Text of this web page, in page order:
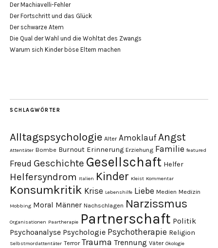
Der Machiavelli-Fehler
Der Fortschritt und das Glück
Der schwarze Atem
Die Qual der Wahl und die Wohltat des Zwangs
Warum sich Kinder böse Eltern machen
SCHLAGWÖRTER
Alltagspsychologie Alter Amoklauf Angst
Attentäter Bombe Burnout Erinnerung Erziehung Familie featured
Freud Geschichte Gesellschaft Helfer
Helfersyndrom Italien Kinder Kleist Kommentar
Konsumkritik Krise Lebenshilfe Liebe Medien Medizin
Mobbing Moral Männer Nachschlagen Narzissmus
Organisationen Paartherapie Partnerschaft Politik
Psychoanalyse Psychologie Psychotherapie Religion
Selbstmordattentäter Terror Trauma Trennung Väter Ökologie